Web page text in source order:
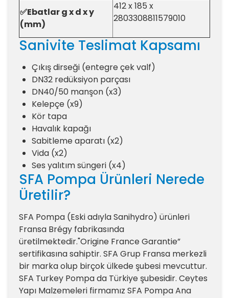
✅Ebatlar g x d x y
(mm)
412 x 185 x
2803308811579010
Sanivite Teslimat Kapsamı
Çıkış dirseği (entegre çek valf)
DN32 redüksiyon parçası
DN40/50 manşon (x3)
Kelepçe (x9)
Kör tapa
Havalık kapağı
Sabitleme aparatı (x2)
Vida (x2)
Ses yalıtım süngeri (x4)
SFA Pompa Ürünleri Nerede
Üretilir?
SFA Pompa (Eski adıyla Sanihydro) ürünleri
Fransa Brégy fabrikasında
üretilmektedir."Origine France Garantie”
sertifikasına sahiptir. SFA Grup Fransa merkezli
bir marka olup birçok ülkede şubesi mevcuttur.
SFA Turkey Pompa da Türkiye şubesidir. Ceytes
Yapı Malzemeleri firmamız SFA Pompa Ana